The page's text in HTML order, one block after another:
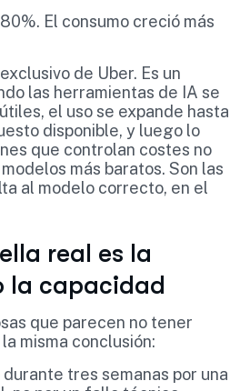
El consumo creció más
de Uber. Es un
las herramientas de IA se
el uso se expande hasta
disponible, y luego lo
que controlan costes no
más baratos. Son las
al modelo correcto, en el
real es la
la capacidad
que parecen no tener
misma conclusión:
tres semanas por una